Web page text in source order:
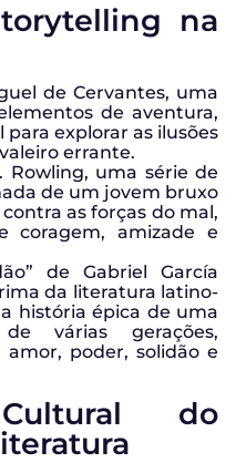
na
de Cervantes, uma
de aventura,
para explorar as ilusões
errante.
Rowling, uma série de
de um jovem bruxo
as forças do mal,
coragem, amizade e
de Gabriel García
da literatura latino-
história épica de uma
várias gerações,
poder, solidão e
do